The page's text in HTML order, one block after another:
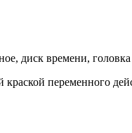
диск времени,
переменного